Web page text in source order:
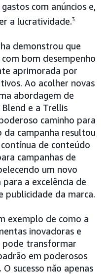
com anúncios e,
a lucratividade.3
demonstrou que
bom desempenho
aprimorada por
Ao acolher novas
abordagem de
e a Trellis
caminho para
da campanha resultou
de conteúdo
campanhas de
um novo
a excelência de
publicidade da marca.
exemplo de como a
inovadoras e
pode transformar
em poderosos
sucesso não apenas